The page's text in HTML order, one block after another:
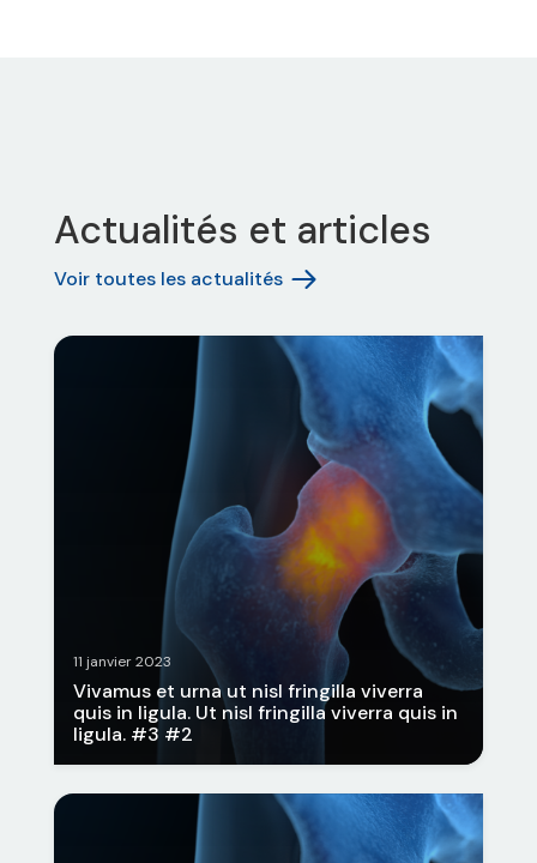
Actualités et articles
Voir toutes les actualités
11 janvier 2023
Vivamus et urna ut nisl fringilla viverra
quis in ligula. Ut nisl fringilla viverra quis in
ligula. #3 #2